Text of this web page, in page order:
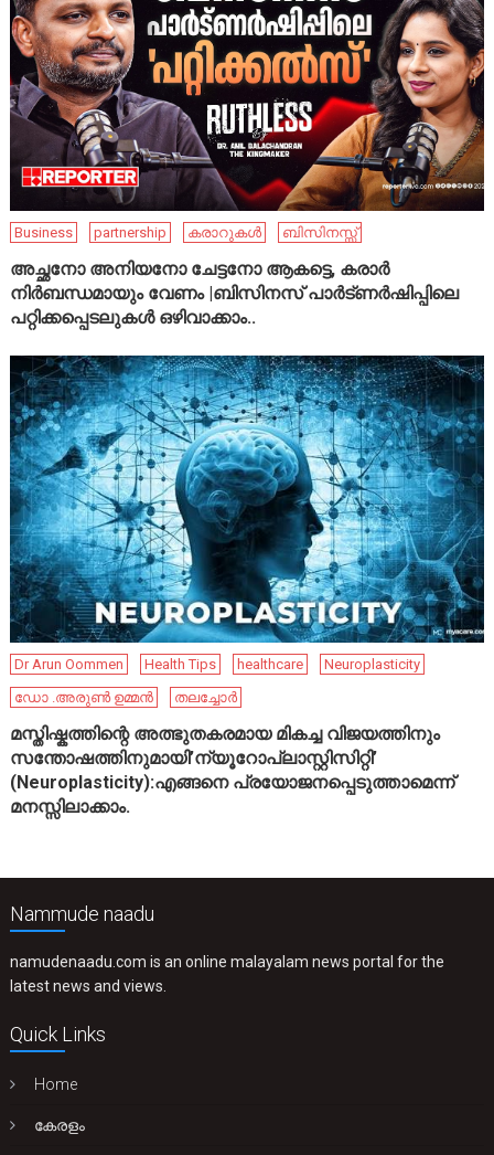
Business partnership കരാറുകൾ ബിസിനസ്സ്
അച്ഛനോ അനിയനോ ചേട്ടനോ ആകട്ടെ, കരാർ
നിർബന്ധമായും വേണം |ബിസിനസ് പാർട്ണർഷിപ്പിലെ
പറ്റിക്കപ്പെടലുകൾ ഒഴിവാക്കാം..
Dr Arun Oommen Health Tips healthcare
Neuroplasticity
ഡോ .അരുൺ ഉമ്മൻ
തലച്ചോർ
മസ്തിഷ്കത്തിന്റെ അത്ഭുതകരമായ മികച്ച വിജയത്തിനും
സന്തോഷത്തിനുമായി’ന്യൂറോപ്ലാസ്റ്റിസിറ്റി’
(Neuroplasticity):എങ്ങനെ പ്രയോജനപ്പെടുത്താമെന്ന്
മനസ്സിലാക്കാം.
Nammude naadu
namudenaadu.com is an online malayalam news portal for the
latest news and views.
Quick Links
Home
കേരളം